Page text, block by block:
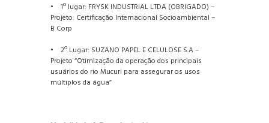
• 1º lugar: FRYSK INDUSTRIAL LTDA (OBRIGADO) –
Projeto: Certificação Internacional Socioambiental –
B Corp
• 2º Lugar: SUZANO PAPEL E CELULOSE S.A –
Projeto “Otimização da operação dos principais
usuários do rio Mucuri para assegurar os usos
múltiplos da água”